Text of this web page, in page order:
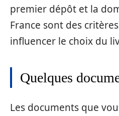
premier dépôt et la
France sont des
influencer le choix du
Quelques
Les documents que